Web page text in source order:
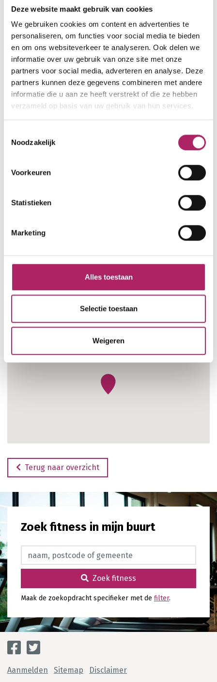
Deze website maakt gebruik van cookies
We gebruiken cookies om content en advertenties te
personaliseren, om functies voor social media te bieden
en om ons websiteverkeer te analyseren. Ook delen we
informatie over uw gebruik van onze site met onze
partners voor social media, adverteren en analyse. Deze
partners kunnen deze gegevens combineren met andere
informatie die u aan ze heeft verstrekt of die ze hebben
verzameld op basis van uw gebruik van hun services.
Noodzakelijk
Voorkeuren
Statistieken
Marketing
Alles toestaan
Selectie toestaan
Weigeren
Openingsuren nu open Enkel op afspraak
ma
08:30 - 12:00 | 17:00 - 22:00
di
08:30 - 22:00
17:00 - 22:00
do
08:30 - 22:00
vr
08:30 - 12:00
zo
Gesloten
Terug naar overzicht
Zoek fitness in mijn buurt
Zoek fitness
Maak de zoekopdracht specifieker met de filter.
Aanmelden Sitemap Disclaimer